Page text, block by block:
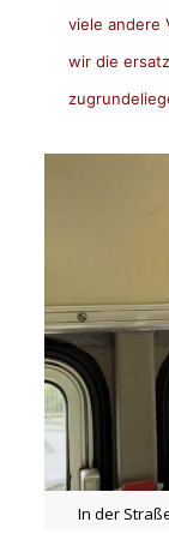
viele andere
wir die
In der